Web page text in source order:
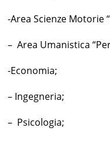
-Area Scienze Motorie
– Area Umanistica
-Economia;
– Ingegneria;
– Psicologia;